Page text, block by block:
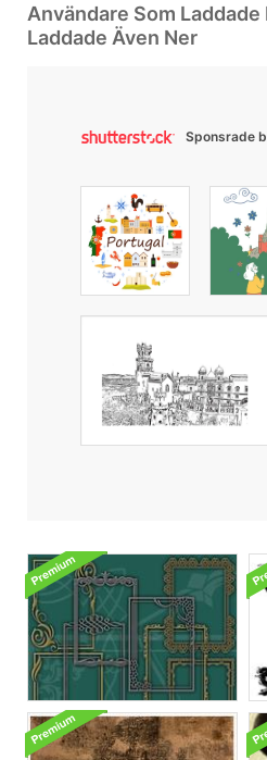
Användare Som Laddade
Laddade Även Ner
Sponsrade